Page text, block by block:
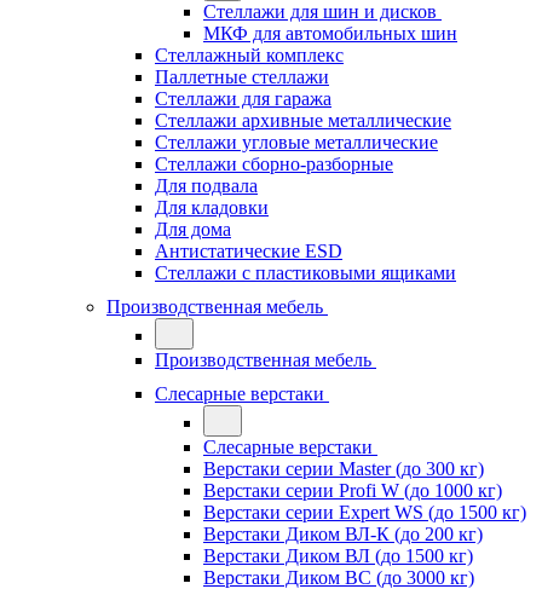
Стеллажи для шин и дисков
МКФ для автомобильных шин
Стеллажный комплекс
Паллетные стеллажи
Стеллажи для гаража
Стеллажи архивные металлические
Стеллажи угловые металлические
Стеллажи сборно-разборные
Для подвала
Для кладовки
Для дома
Антистатические ESD
Стеллажи с пластиковыми ящиками
Производственная мебель
Производственная мебель
Слесарные верстаки
Слесарные верстаки
Верстаки серии Master (до 300 кг)
Верстаки серии Profi W (до 1000 кг)
Верстаки серии Expert WS (до 1500 кг)
Верстаки Диком ВЛ-К (до 200 кг)
Верстаки Диком ВЛ (до 1500 кг)
Верстаки Диком ВС (до 3000 кг)